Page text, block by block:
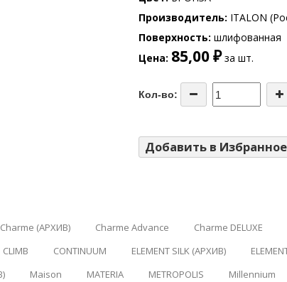
Производитель ITALON
Поверхность шлифованная
Цена 85,00 ₽за шт.
Кол-во:
Добавить в Избранное
Charme (АРХИВ) Charme Advance Charme DELUXE
CLIMB CONTINUUM ELEMENT SILK (АРХИВ)
Maison MATERIA METROPOLIS Millennium